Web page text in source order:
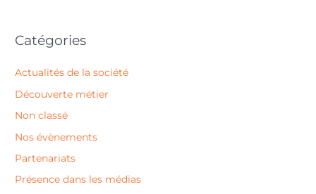
Catégories
Actualités de la société
Découverte métier
Non classé
Nos évènements
Partenariats
Présence dans les médias